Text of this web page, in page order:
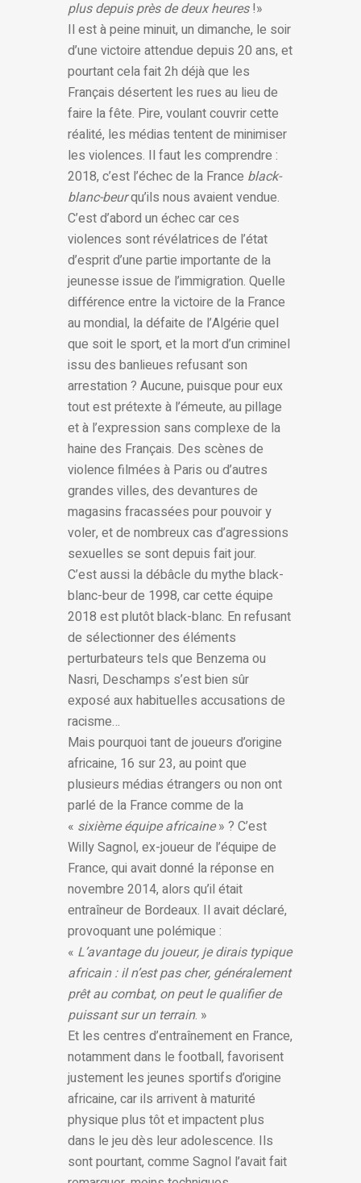
plus depuis près de deux heures!»
Il est à peine minuit, un dimanche, le soir
d’une victoire attendue depuis 20 ans, et
pourtant cela fait 2h déjà que les
Français désertent les rues au lieu de
faire la fête. Pire, voulant couvrir cette
réalité, les médias tentent de minimiser
les violences. Il faut les comprendre :
2018, c’est l’échec de la France black-
blanc-beurqu’ils nous avaient vendue.
C’est d’abord un échec car ces
violences sont révélatrices de l’état
d’esprit d’une partie importante de la
jeunesse issue de l’immigration. Quelle
différence entre la victoire de la France
au mondial, la défaite de l’Algérie quel
que soit le sport, et la mort d’un criminel
issu des banlieues refusant son
arrestation ? Aucune, puisque pour eux
tout est prétexte à l’émeute, au pillage
et à l’expression sans complexe de la
haine des Français. Des scènes de
violence filmées à Paris ou d’autres
grandes villes, des devantures de
magasins fracassées pour pouvoir y
voler, et de nombreux cas d’agressions
sexuelles se sont depuis fait jour.
C’est aussi la débâcle du mythe black-
blanc-beur de 1998, car cette équipe
2018 est plutôt black-blanc. En refusant
de sélectionner des éléments
perturbateurs tels que Benzema ou
Nasri, Deschamps s’est bien sûr
exposé aux habituelles accusations de
racisme…
Mais pourquoi tant de joueurs d’origine
africaine, 16 sur 23, au point que
plusieurs médias étrangers ou non ont
parlé de la France comme de la
« sixième équipe africaine» ? C’est
Willy Sagnol, ex-joueur de l’équipe de
France, qui avait donné la réponse en
novembre 2014, alors qu’il était
entraîneur de Bordeaux. Il avait déclaré,
provoquant une polémique :
« L’avantage du joueur, je dirais typique
africain : il n’est pas cher, généralement
prêt au combat, on peut le qualifier de
puissant sur un terrain. »
Et les centres d’entraînement en France,
notamment dans le football, favorisent
justement les jeunes sportifs d’origine
africaine, car ils arrivent à maturité
physique plus tôt et impactent plus
dans le jeu dès leur adolescence. Ils
sont pourtant, comme Sagnol l’avait fait